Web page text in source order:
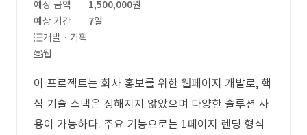
예상 금액
1,500,000원
예상 기간
7일
개발 · 기획
웹
이 프로젝트는 회사 홍보를 위한 웹페이지 개발로, 핵
심 기술 스택은 정해지지 않았으며 다양한 솔루션 사
용이 가능하다. 주요 기능으로는 1페이지 렌딩 형식